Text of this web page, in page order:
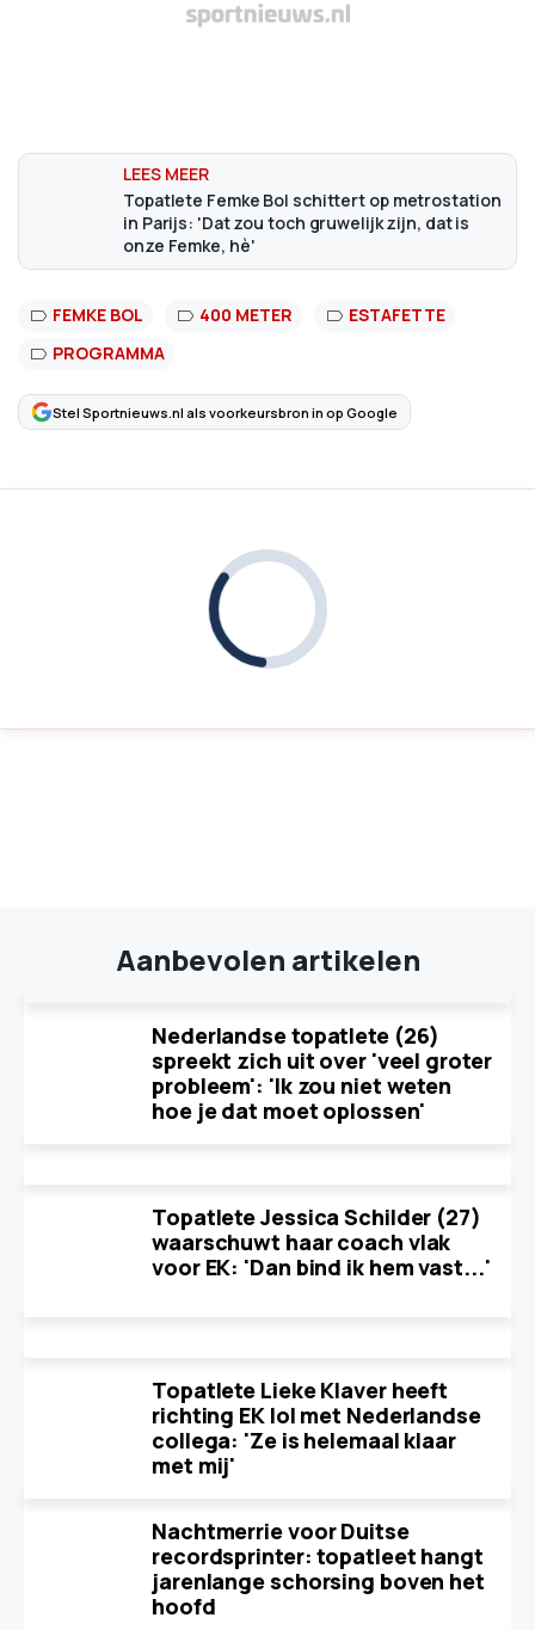
Topatlete Femke Bol schittert op metrostation
in Parijs: 'Dat zou toch gruwelijk zijn, dat is
onze Femke, hè'
FEMKE BOL 400 METER
ESTAFETTE
PROGRAMMA
Stel Sportnieuws.nl als voorkeursbron in op Google
Aanbevolen artikelen
Nederlandse topatlete (26)
spreekt zich uit over 'veel groter
probleem': 'Ik zou niet weten
hoe je dat moet oplossen'
Topatlete Jessica Schilder (27)
waarschuwt haar coach vlak
voor EK: 'Dan bind ik hem vast...'
Topatlete Lieke Klaver heeft
richting EK lol met Nederlandse
collega: 'Ze is helemaal klaar
met mij'
Nachtmerrie voor Duitse
recordsprinter: topatleet hangt
jarenlange schorsing boven het
hoofd